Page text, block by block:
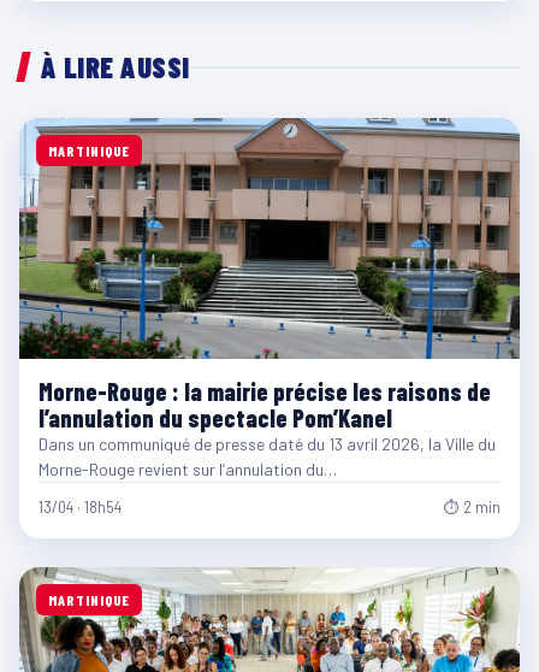
À LIRE AUSSI
MARTINIQUE
Morne-Rouge : la mairie précise les raisons de
l’annulation du spectacle Pom’Kanel
Dans un communiqué de presse daté du 13 avril 2026, la Ville du
Morne-Rouge revient sur l’annulation du…
13/04 · 18h54 ⏱ 2 min
MARTINIQUE